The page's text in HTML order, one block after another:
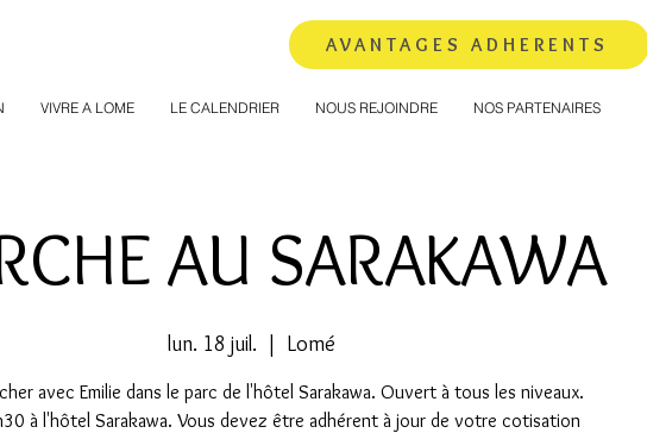
VIVRE A LOME LE CALENDRIER NOUS REJOINDRE NOS PARTENAIRES
AVANTAGES ADHERENTS
AU SARAKAWA
lun. 18 juil.
  |
Lomé
avec Emilie dans le parc de l'hôtel Sarakawa. Ouvert à tous les niveaux.
à l'hôtel Sarakawa. Vous devez être adhérent à jour de votre cotisation